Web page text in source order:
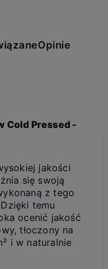
Opinie
Cold Pressed -
jakości
się swoją
z tego
temu
ocenić jakość
tłoczony na
i w naturalnie